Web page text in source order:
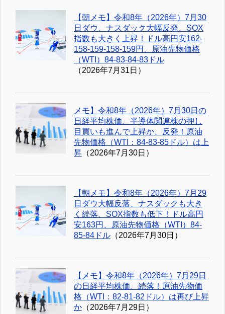
【朝メモ】令和8年（2026年）7月30
日ダウ、ナスダック大幅反発、SOX
指数も大きく上昇！ドル高円安162-
158-159-158-159円、原油先物価格
（WTI）84-83-84-83ドル
（2026年7月31日）
メモ】令和8年（2026年）7月30日の
日経平均株価、半導体関連株の押し
目買いも進んで上昇か、反発！原油
先物価格（WTI：84-83-85ドル）は上
昇 （2026年7月30日）
【朝メモ】令和8年（2026年）7月29
日ダウ大幅反落、ナスダックも大き
く続落、SOX指数も低下！ドル高円
安163円、原油先物価格（WTI）84-
85-84ドル （2026年7月30日）
【メモ】令和8年（2026年）7月29日
の日経平均株価、続落！原油先物価
格（WTI：82-81-82ドル）は再び上昇
か （2026年7月29日）